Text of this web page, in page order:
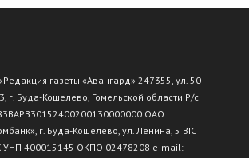
газеты «Авангард» 247355, ул. 50
г. Буда-Кошелево, Гомельской области Р/с
ОАО
г. Буда-Кошелево, ул. Ленина, 5 BIC
УНП 400015145 ОКПО 02478208 e-mail: